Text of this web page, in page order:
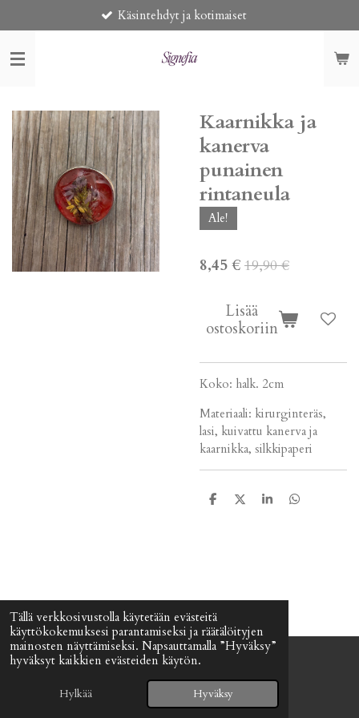
Tällä verkkosivustolla käytetään evästeitä
käyttökokemuksesi parantamiseksi ja räätälöityjen
mainosten näyttämiseksi. Napsauttamalla ”Hyväksy”
hyväksyt kaikkien evästeiden käytön.
Hylkää Hyväksy
pääsisältöön
Käsintehdyt ja kotimaiset
Kaarnikka ja
kanerva
punainen
rintaneula
Ale!
8,45 € 19,90 €
Lisää
ostoskoriin
Koko: halk. 2cm
Materiaali: kirurginteräs,
lasi, kuivattu kanerva ja
kaarnikka, silkkipaperi
J
J
J
J
© 2024 - 2026 Signefia
Webador